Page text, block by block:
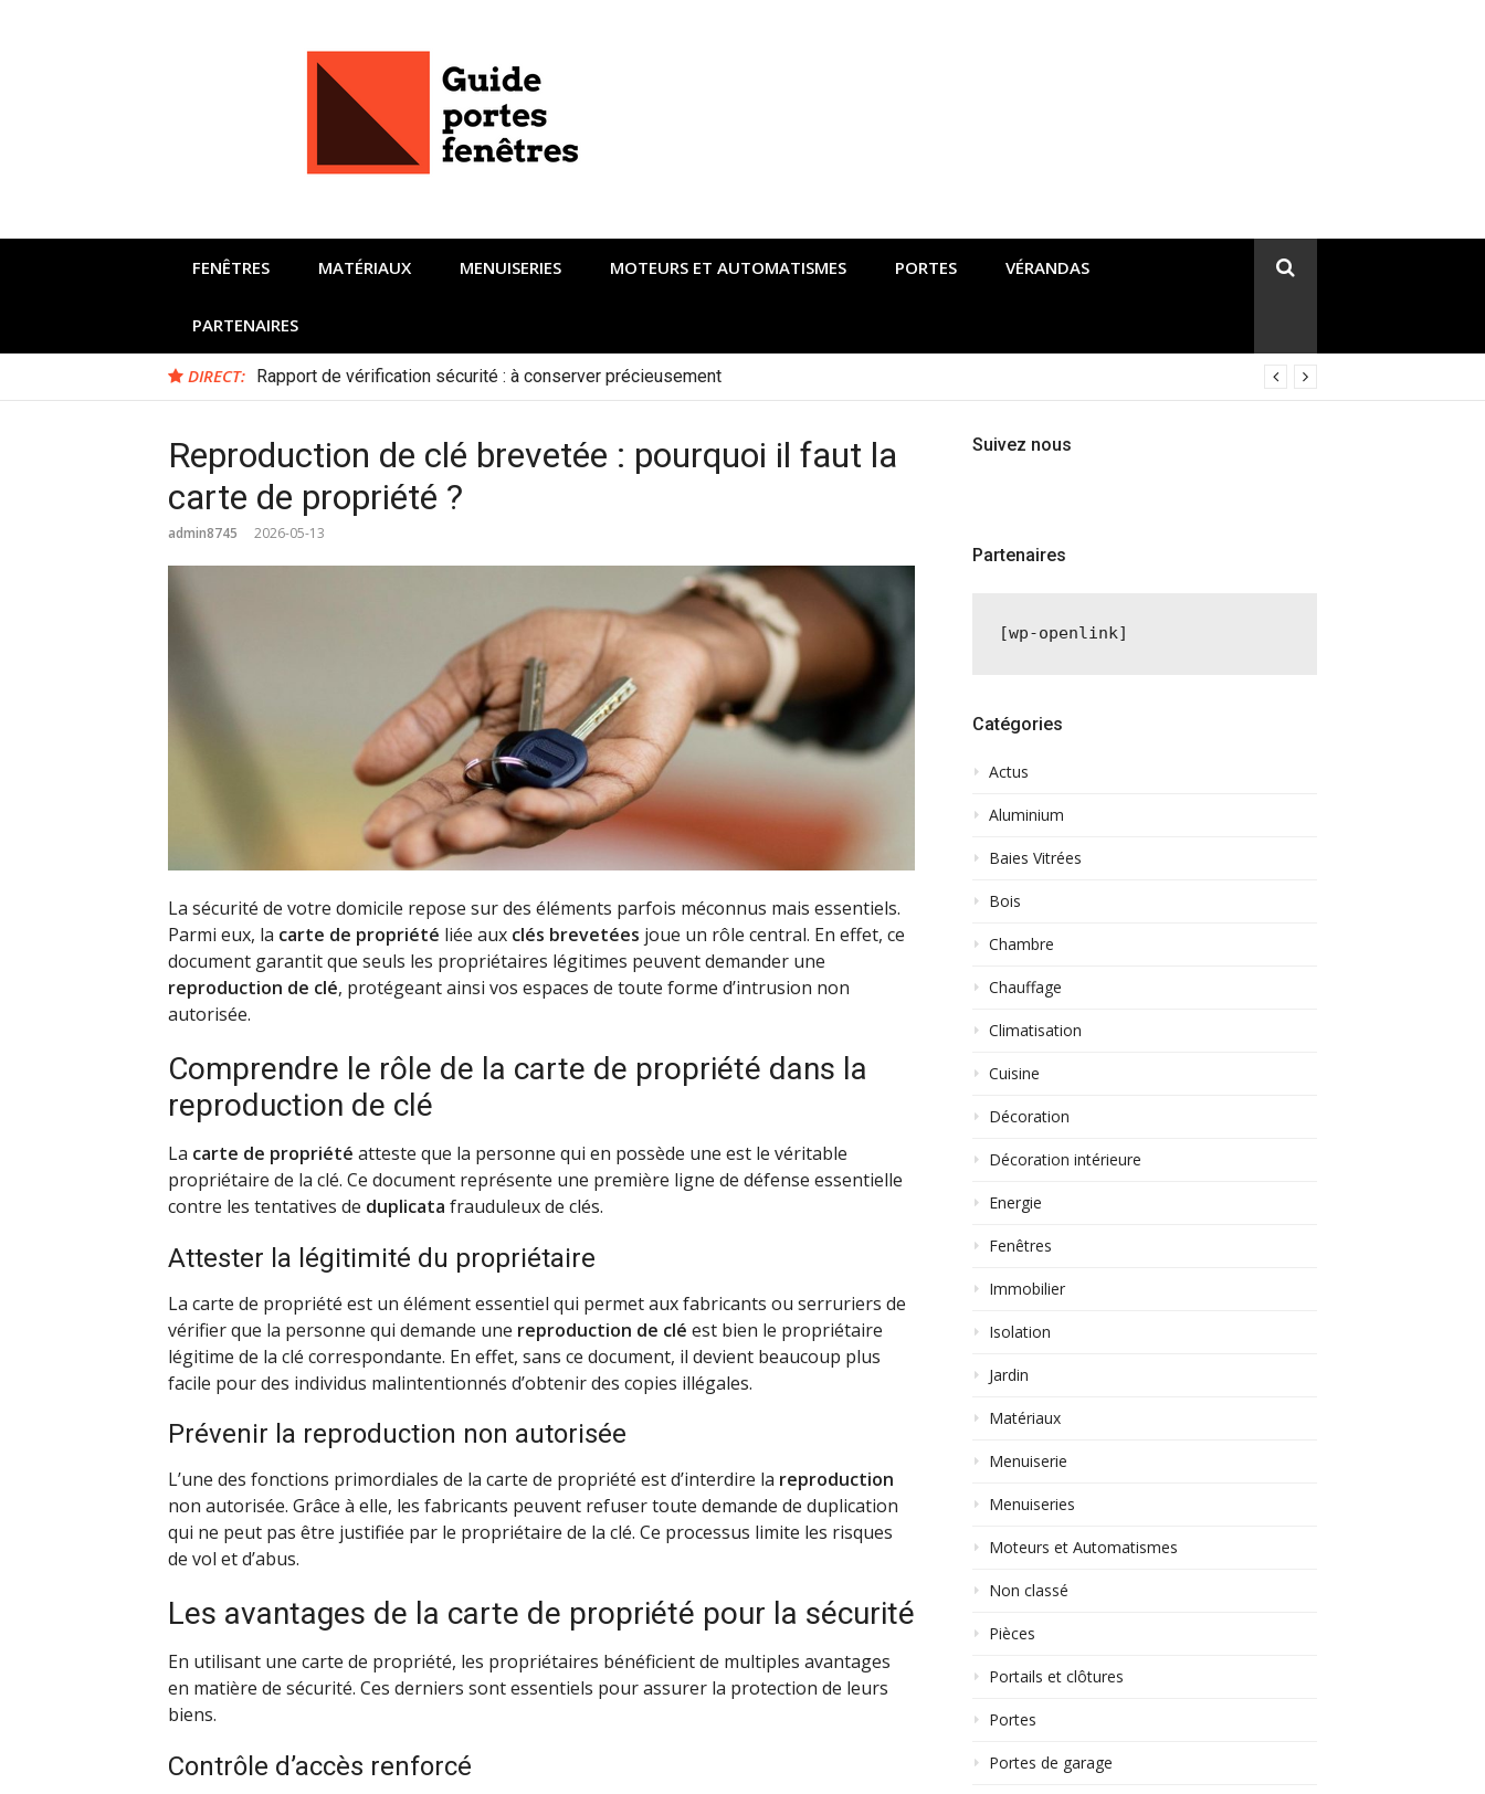
FENÊTRES MATÉRIAUX MENUISERIES MOTEURS ET AUTOMATISMES PORTES VÉRANDAS
PARTENAIRES
DIRECT: Rapport de vérification sécurité : à conserver précieusement
Reproduction de clé brevetée : pourquoi il faut la
carte de propriété ?
admin8745 2026-05-13
La sécurité de votre domicile repose sur des éléments parfois méconnus mais essentiels.
Parmi eux, la carte de propriété liée aux clés brevetées joue un rôle central. En effet, ce
document garantit que seuls les propriétaires légitimes peuvent demander une
reproduction de clé, protégeant ainsi vos espaces de toute forme d’intrusion non
autorisée.
Comprendre le rôle de la carte de propriété dans la
reproduction de clé
La carte de propriété atteste que la personne qui en possède une est le véritable
propriétaire de la clé. Ce document représente une première ligne de défense essentielle
contre les tentatives de duplicata frauduleux de clés.
Attester la légitimité du propriétaire
La carte de propriété est un élément essentiel qui permet aux fabricants ou serruriers de
vérifier que la personne qui demande une reproduction de clé est bien le propriétaire
légitime de la clé correspondante. En effet, sans ce document, il devient beaucoup plus
facile pour des individus malintentionnés d’obtenir des copies illégales.
Prévenir la reproduction non autorisée
L’une des fonctions primordiales de la carte de propriété est d’interdire la reproduction
non autorisée. Grâce à elle, les fabricants peuvent refuser toute demande de duplication
qui ne peut pas être justifiée par le propriétaire de la clé. Ce processus limite les risques
de vol et d’abus.
Les avantages de la carte de propriété pour la sécurité
En utilisant une carte de propriété, les propriétaires bénéficient de multiples avantages
en matière de sécurité. Ces derniers sont essentiels pour assurer la protection de leurs
biens.
Contrôle d’accès renforcé
Suivez nous
Partenaires
[wp-openlink]
Catégories
Actus
Aluminium
Baies Vitrées
Bois
Chambre
Chauffage
Climatisation
Cuisine
Décoration
Décoration intérieure
Energie
Fenêtres
Immobilier
Isolation
Jardin
Matériaux
Menuiserie
Menuiseries
Moteurs et Automatismes
Non classé
Pièces
Portails et clôtures
Portes
Portes de garage